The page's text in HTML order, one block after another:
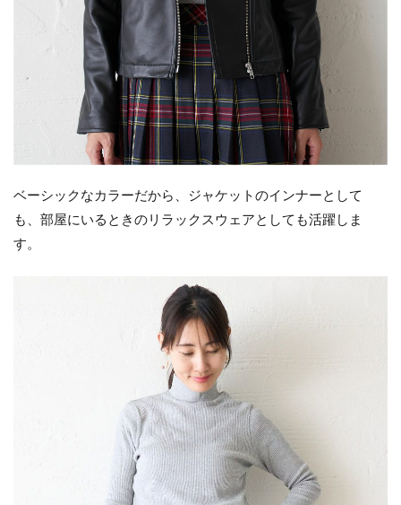
ベーシックなカラーだから、ジャケットのインナーとして
も、部屋にいるときのリラックスウェアとしても活躍しま
す。